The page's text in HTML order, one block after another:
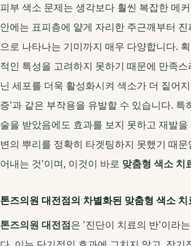
피부 색소 문제는 생각보다 훨씬 복잡한 메
안에는 표피층에 얕게 자리한 주근깨부터
으로 나타나는 기미까지 매우 다양합니다.
적인 특성을 고려하지 못하기 때문에 만족
닌 세포를 더욱 활성화시켜 색소가 더 짙어
증'과 같은 부작용을 유발할 수 있습니다. 특
술을 받았음에도 효과를 보지 못하고 재발
변의 뿌리를 정확히 타겟팅하지 못했기 때
어내는 것'이며, 이것이 바로 맞춤형 색소 치
톤즈의원 대전점의 차별화된 맞춤형 색소 치
톤즈의원 대전점은 '진단이 치료의 반'이라